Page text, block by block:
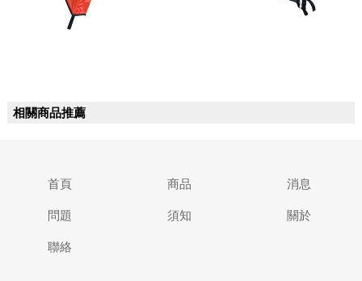
相關商品推薦
首頁 商品 消息
問題 須知 關於
聯絡